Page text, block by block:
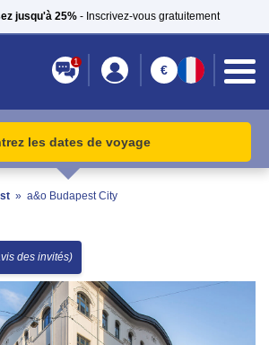
jusqu'à 25%- Inscrivez-vous gratuitement
1
€
les dates de voyage
» a&o Budapest City
des invités)